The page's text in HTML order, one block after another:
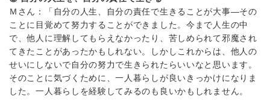
Ｍさん：「自分の人生、自分の責任で生きることが大事―その
ことに目覚めて努力することができました。今まで人生の中
で、他人に理解してもらえなかったり、苦しめられて邪魔され
てきたことがあったかもしれない。しかしこれからは、他人の
せいにしないで自分の努力で生きられたらいいなと思います。
そのことに気づくために、一人暮らしが良いきっかけになりま
した。一人暮らしを経験してみるのも良いかもしれません。